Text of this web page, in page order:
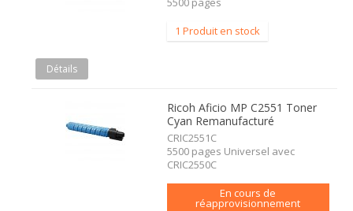
1 Produit en stock
Détails
Ricoh Aficio MP C2551 Toner
Cyan Remanufacturé
CRIC2551C
5500 pages Universel avec
CRIC2550C
En cours de
réapprovisionnement